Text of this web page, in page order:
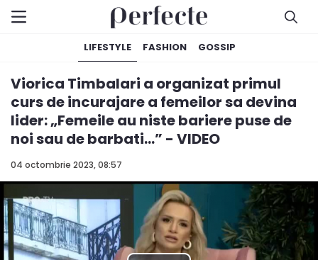
LIFESTYLE FASHION GOSSIP
04 octombrie 2023, 08:57
Viorica Timbalari a organizat primul
curs de incurajare a femeilor sa devina
lider: „Femeile au niste bariere puse de
noi sau de barbati...” - VIDEO